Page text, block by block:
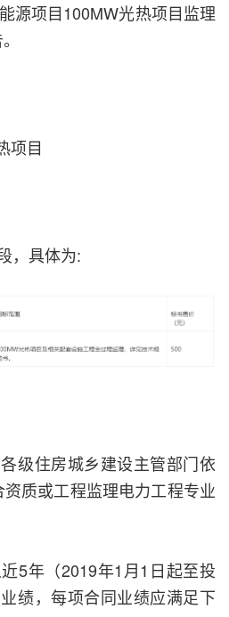
源项目100MW光热项目监理
项目
，具体为:
级住房城乡建设主管部门依
质或工程监理电力工程专业
5年（2019年1月1日起至投
绩，每项合同业绩应满足下